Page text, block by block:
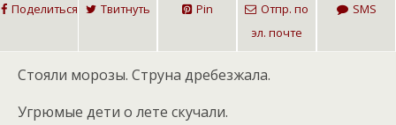
Поделиться Твитнуть Pin
Отпр. по
эл. почте
SMS
Стояли морозы. Струна дребезжала.
Угрюмые дети о лете скучали.